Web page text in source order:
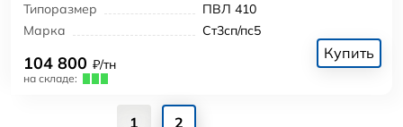
Типоразмер
ПВЛ 410
Марка
Ст3сп/пс5
104 800 ₽/тн
на складе:
Купить
1 2